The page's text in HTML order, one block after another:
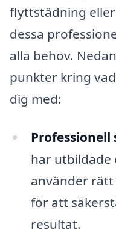
flyttstädning
dessa
alla behov.
punkter kring
dig med:
Professionell
har utbildade
använder
för att
resultat.